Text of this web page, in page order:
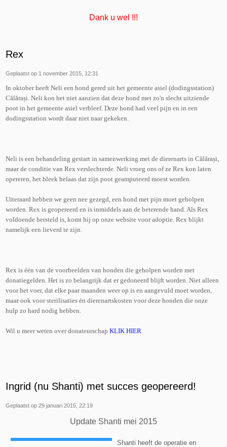
Dank u wel !!!
Rex
Geplaatst op 1 november 2015, 12:31
In oktober heeft Neli een hond gered uit het gemeente asiel (dodingsstation)
Călărași. Neli kon het niet aanzien dat deze hond met zo'n slecht uitziende
poot in het gemeente asiel verbleef. Deze hond had veel pijn en in een
dodingsstation wordt daar niet naar gekeken.
Neli is een behandeling gestart in samenwerking met de dierenarts in Călărași,
maar de conditie van Rex verslechterde. Neli vroeg ons of ze Rex kon laten
opereren, het bleek helaas dat zijn poot geamputeerd moest worden.
Uiteraard hebben we geen nee gezegd, een hond met pijn moet geholpen
worden. Rex is geopereerd en is inmiddels aan de beterende hand. Als Rex
voldoende hersteld is, komt hij op onze website voor adoptie. Rex blijkt
namelijk een lieverd te zijn.
Rex is één van de voorbeelden van honden die geholpen worden met
donatiegelden. Het is zo belangrijk dat er gedoneerd blijft worden. Niet alleen
voor het voer, dat elke paar maanden weer op is en aangevuld moet worden,
maar ook voor sterilisaties én dierenartskosten voor deze honden die onze
hulp zo hard nodig hebben.
Wil u meer weten over donateurschapKLIK HIER
Ingrid (nu Shanti) met succes geopereerd!
Geplaatst op 29 januari 2015, 22:19
Update Shanti mei 2015
Shanti heeft de operatie en